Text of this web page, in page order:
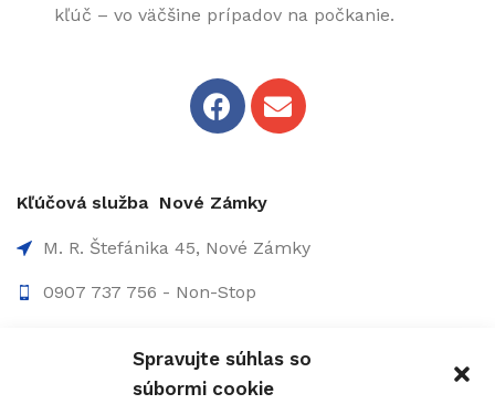
Spravujte súhlas so
súbormi cookie
kľúč – vo väčšine prípadov na počkanie.
Kľúčová služba Nové Zámky
M. R. Štefánika 45, Nové Zámky
0907 737 756 - Non-Stop
info@figolock.sk